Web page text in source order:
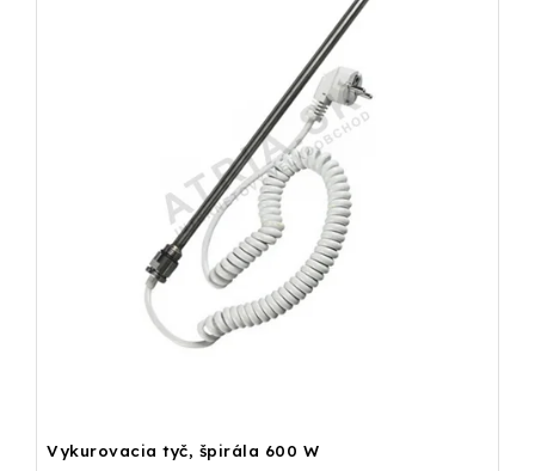
Vykurovacia tyč, špirála 600 W